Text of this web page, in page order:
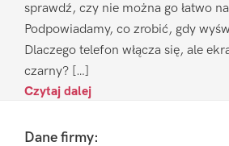
sprawdź, czy nie można go łatwo
Podpowiadamy, co zrobić, gdy
Dlaczego telefon włącza się, ale
czarny? […]
Czytaj dalej
FooterDane firmy: